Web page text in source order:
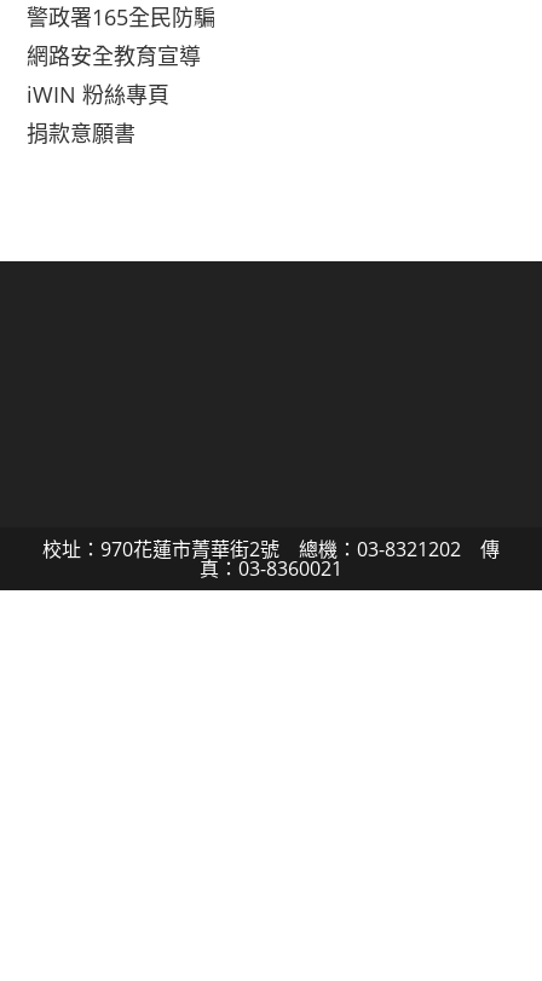
警政署165全民防騙
網路安全教育宣導
iWIN 粉絲專頁
捐款意願書
校址：970花蓮市菁華街2號 總機：03-8321202 傳
真：03-8360021